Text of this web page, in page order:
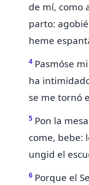
de mí, como
parto:
heme
4 Pasmóse
ha
se me tornó
5 Pon la
come, bebe:
ungid el
6 Porque el